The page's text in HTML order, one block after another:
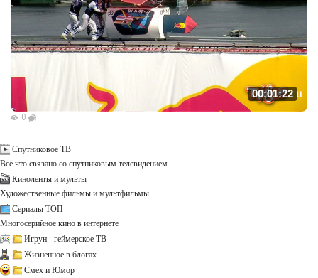
00:01:22
0
Спутниковое ТВ
Всё что связано со спутниковым телевидением
Киноленты и мульты
Художественные фильмы и мультфильмы
Сериалы ТОП
Многосерийное кино в интернете
Игрун - геймерское ТВ
Жизненное в блогах
Смех и Юмор